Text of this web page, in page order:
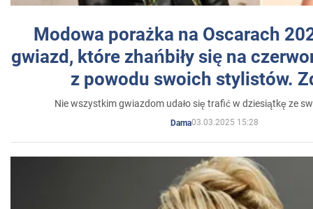
Modowa porażka na Oscarach
gwiazd, które zhańbiły się na
z powodu swoich stylistów.
Nie wszystkim gwiazdom udało się trafić w dziesiątkę ze
Dama03.03.2025 15:28